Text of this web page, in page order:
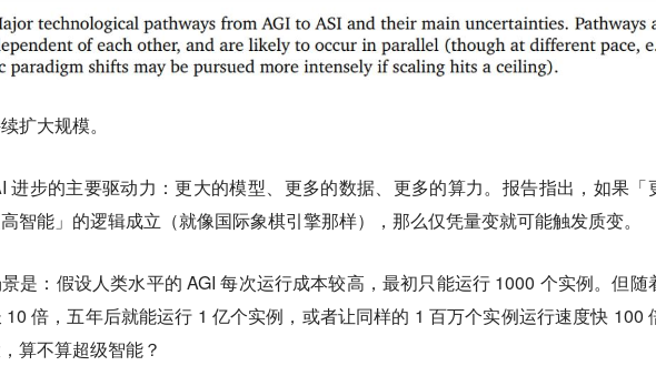
扩大规模。
进步的主要驱动力：更大的模型、更多的数据、更多的算力。报告指出，如果「
智能」的逻辑成立（就像国际象棋引擎那样），那么仅凭量变就可能触发质变。
是：假设人类水平的 AGI 每次运行成本较高，最初只能运行 1000 个实例。但随
10 倍，五年后就能运行 1 亿个实例，或者让同样的 1 百万个实例运行速度快 100
算不算超级智能？